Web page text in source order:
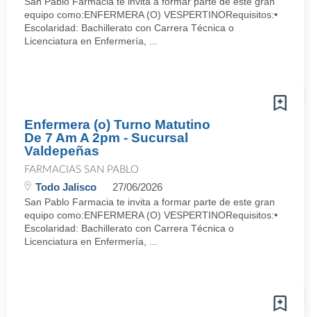
equipo como:ENFERMERA (O) VESPERTINORequisitos:•
Escolaridad: Bachillerato con Carrera Técnica o
Licenciatura en Enfermería, ...
Enfermera (o) Turno Matutino
De 7 Am A 2pm - Sucursal
Valdepeñas
FARMACIAS SAN PABLO
Todo Jalisco 27/06/2026
San Pablo Farmacia te invita a formar parte de este gran
equipo como:ENFERMERA (O) VESPERTINORequisitos:•
Escolaridad: Bachillerato con Carrera Técnica o
Licenciatura en Enfermería, ...